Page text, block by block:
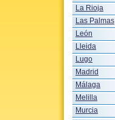
La Rioja
Las Palmas
León
Lleida
Lugo
Madrid
Málaga
Melilla
Murcia